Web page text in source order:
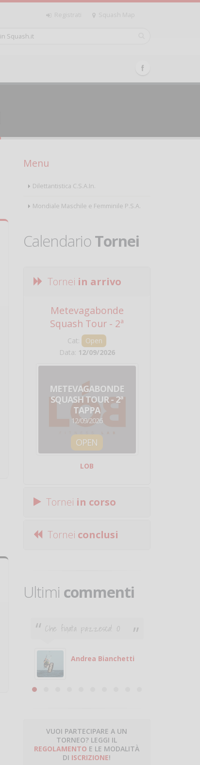
Registrati Squash Map
Menu
Dilettantistica C.S.A.In.
Mondiale Maschile e Femminile P.S.A.
CalendarioTornei
Tornei in arrivo
Metevagabonde
Squash Tour - 2ª
Tappa
Cat:
Open
Data: 12/09/2026
METEVAGABONDE
SQUASH TOUR - 2ª
TAPPA
12/09/2026
OPEN
LOB
Tornei in corso
Tornei conclusi
Ultimi commenti
Che figata pazzesca! :O
Andrea Bianchetti
VUOI PARTECIPARE A UN
TORNEO? LEGGI IL
REGOLAMENTO E LE MODALITÀ
DI ISCRIZIONE!